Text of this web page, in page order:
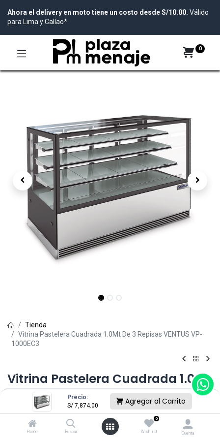
Precio:
S/ 7,874.00 Agregar al Carrito
Home Buscar
0
Wishlist Cuenta
Ahora el delivery en moto tiene un costo desde S/10.00. Válido
para Lima y Callao*
0
Tienda
Vitrina Pastelera Cuadrada 1.0Mt De 3 Repisas VENTUS VP-
1000EC3
Vitrina Pastelera Cuadrada 1.0Mt
De 3 Repisas VENTUS VP-1000EC3
(0 reseña)
7,874.00